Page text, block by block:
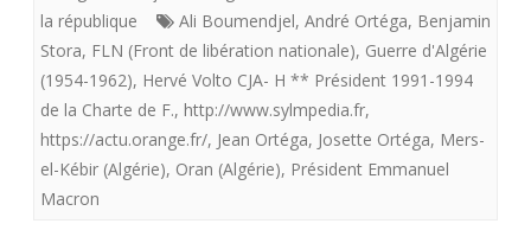
de
la république
Ali Boumendjel, André Ortéga, Benjamin
Stora, FLN (Front de libération nationale), Guerre d'Algérie
(1954-1962), Hervé Volto CJA- H ** Président 1991-1994
de la Charte de F., http://www.sylmpedia.fr,
https://actu.orange.fr/, Jean Ortéga, Josette Ortéga, Mers-
el-Kébir (Algérie), Oran (Algérie), Président Emmanuel
Macron